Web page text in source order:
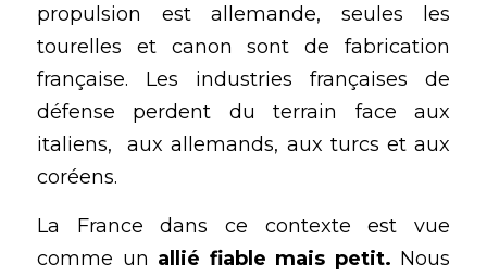
propulsion est allemande, seules les
tourelles et canon sont de fabrication
française. Les industries françaises de
défense perdent du terrain face aux
italiens,  aux allemands, aux turcs et aux
coréens.
La France dans ce contexte est vue
comme un allié fiable mais petit. Nous